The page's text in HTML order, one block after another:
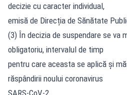
decizie cu caracter individual,
emisă de Direcția de Sănătate
(3) În decizia de suspendare se va
obligatoriu, intervalul de timp
pentru care aceasta se aplică și
răspândirii noului coronavirus
SARS-CoV-2.